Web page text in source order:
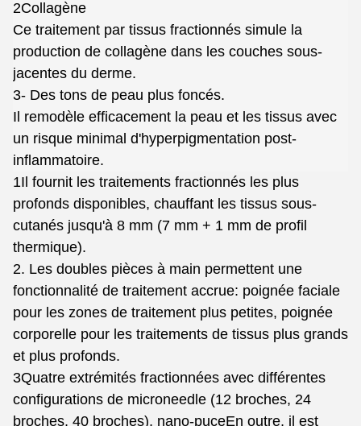
2Collagène
Ce traitement par tissus fractionnés simule la
production de collagène dans les couches sous-
jacentes du derme.
3- Des tons de peau plus foncés.
Il remodèle efficacement la peau et les tissus avec
un risque minimal d'hyperpigmentation post-
inflammatoire.
1Il fournit les traitements fractionnés les plus
profonds disponibles, chauffant les tissus sous-
cutanés jusqu'à 8 mm (7 mm + 1 mm de profil
thermique).
2. Les doubles pièces à main permettent une
fonctionnalité de traitement accrue: poignée faciale
pour les zones de traitement plus petites, poignée
corporelle pour les traitements de tissus plus grands
et plus profonds.
3Quatre extrémités fractionnées avec différentes
configurations de microneedle (12 broches, 24
broches, 40 broches), nano-puceEn outre, il est